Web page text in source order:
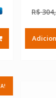
R$